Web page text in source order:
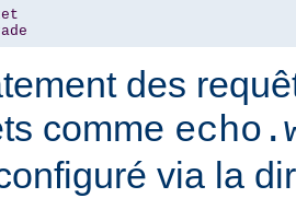
des
comme
via la